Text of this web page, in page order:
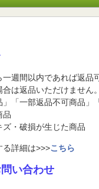
週間以内であれば返品可
は返品いただけません。
」「一部返品不可商品」
品
ズ・破損が生じた商品
る詳細は>>>こちら
い合わせ